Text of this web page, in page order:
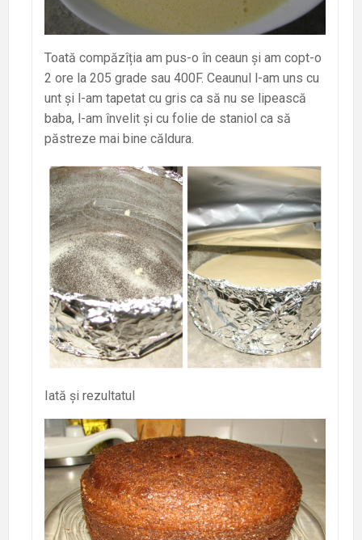
Toată compăzîția am pus-o în ceaun și am copt-o
2 ore la 205 grade sau 400F. Ceaunul l-am uns cu
unt și l-am tapetat cu gris ca să nu se lipească
baba, l-am învelit și cu folie de staniol ca să
păstreze mai bine căldura.
Iată și rezultatul